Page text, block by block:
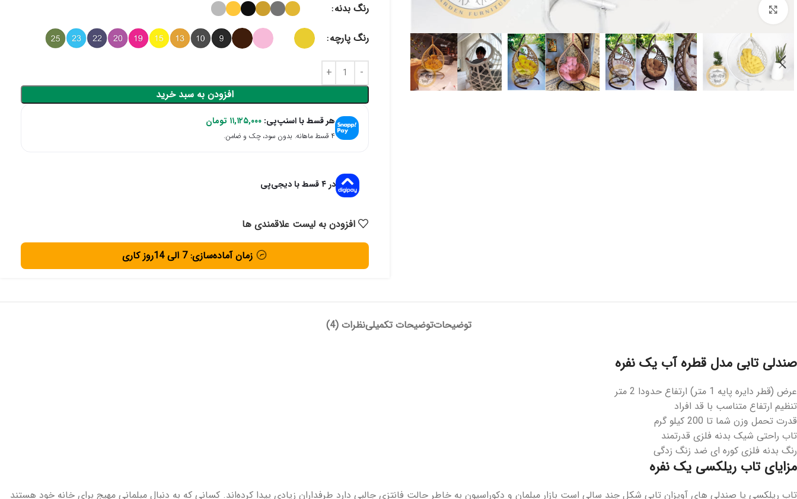
رنگ بدنه
رنگ پارچه
افزودن به سبد خرید
هر قسط با اسنپ‌پی: ۱۱,۱۲۵,۰۰۰ تومان
۴ قسط ماهانه. بدون سود، چک و ضامن.
در ۴ قسط با دیجی‌پی
افزودن به لیست علاقمندی ها
زمان آماده‌سازی: 7 الی 14روز کاری
توضیحاتتوضیحات تکمیلینظرات (4)
صندلی تابی مدل قطره آب یک نفره
عرض (قطر دایره پایه 1 متر) ارتفاع حدودا 2 متر
تنظیم ارتفاع متناسب با قد افراد
قدرت تحمل وزن شما تا 200 کیلو گرم
تاب راحتی شیک بدنه فلزی قدرتمند
رنگ بدنه فلزی کوره ای ضد زنگ زدگی
مزایای تاب ریلکسی یک نفره
تاب ریلکسی یا صندلی های آویزان تابی شکل چند سالی است بازار مبلمان و دکوراسیون به خاطر حالت فانتزی جالبی دارد طرفداران زیادی پیدا کرده‌اند. کسانی که به دنبال مبلمانی مهیج برای خانه خود هستند